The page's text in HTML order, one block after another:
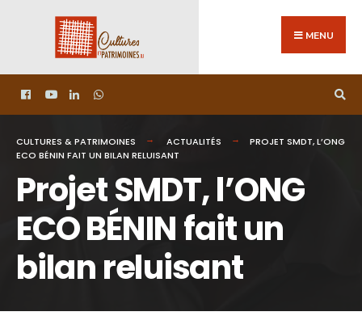
MENU
CULTURES & PATRIMOINES ACTUALITÉS
PROJET SMDT, L’ONG
ECO BÉNIN FAIT UN BILAN RELUISANT
Projet SMDT, l’ONG
ECO BÉNIN fait un
bilan reluisant